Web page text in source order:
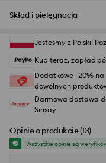
Skład i pielęgnacja
Jesteśmy z Polski!
Kup teraz, zapłać
Dodatkowe -20%
dowolnych
Darmowa dostawa
Sinsay
Opinie o produkcie(13)
Wszystkie opinie są